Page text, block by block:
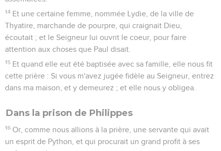
14 Et une certaine femme, nommée Lydie, de la ville de
Thyatire, marchande de pourpre, qui craignait Dieu,
écoutait ; et le Seigneur lui ouvrit le coeur, pour faire
attention aux choses que Paul disait.
15 Et quand elle eut été baptisée avec sa famille, elle nous fit
cette prière : Si vous m'avez jugée fidèle au Seigneur, entrez
dans ma maison, et y demeurez ; et elle nous y obligea.
Dans la prison de Philippes
16 Or, comme nous allions à la prière, une servante qui avait
un esprit de Python, et qui procurait un grand profit à ses